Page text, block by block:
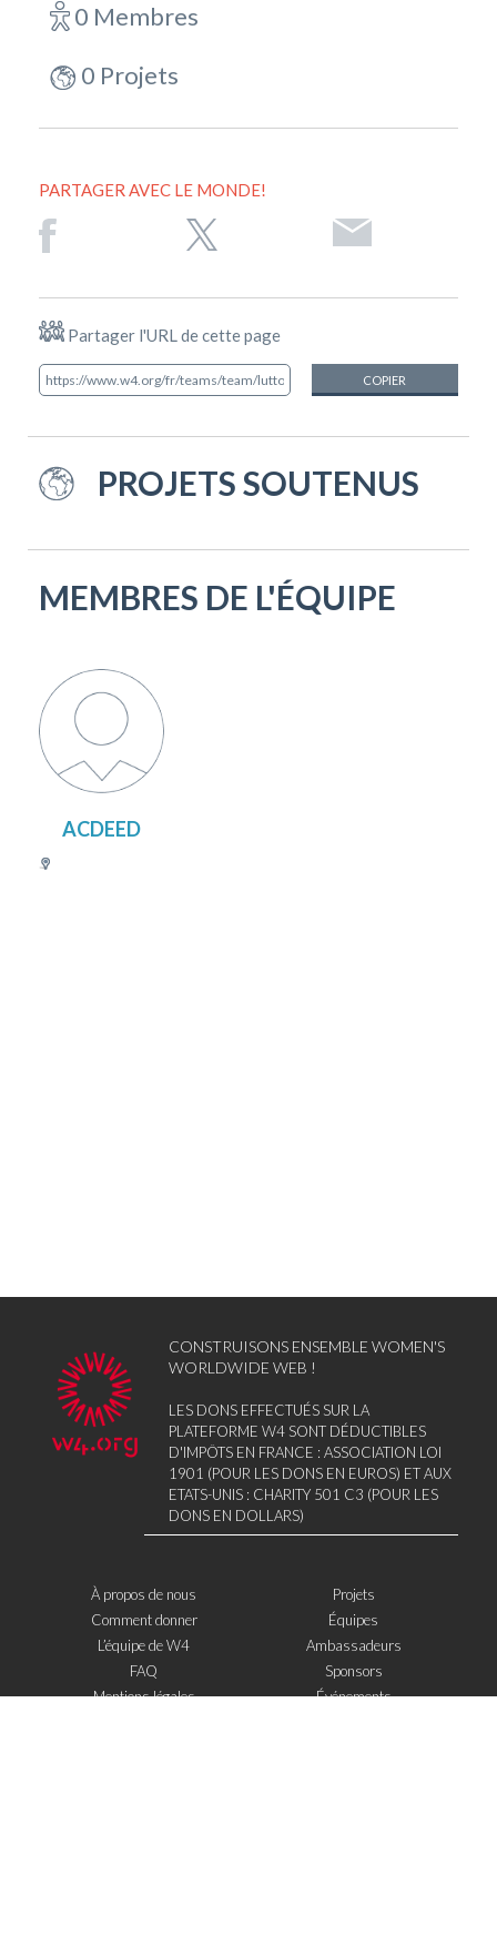
0 Membres
0 Projets
PARTAGER AVEC LE MONDE!
Partager l'URL de cette page
COPIER
PROJETS SOUTENUS
MEMBRES DE L'ÉQUIPE
ACDEED
CONSTRUISONS ENSEMBLE WOMEN'S
WORLDWIDE WEB !
LES DONS EFFECTUÉS SUR LA
PLATEFORME W4 SONT DÉDUCTIBLES
D'IMPÔTS EN FRANCE : ASSOCIATION LOI
1901 (POUR LES DONS EN EUROS) ET AUX
ETATS-UNIS : CHARITY 501 C3 (POUR LES
DONS EN DOLLARS)
À propos de nous
Comment donner
L’équipe de W4
FAQ
Mentions légales
Projets
Équipes
Ambassadeurs
Sponsors
Événements